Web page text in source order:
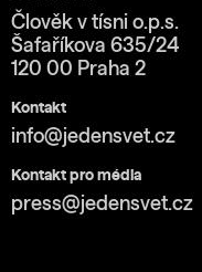
Člověk v tísni o.p.s.
Šafaříkova 635/24
120 00 Praha 2
Kontakt
info@jedensvet.cz
Kontakt pro média
press@jedensvet.cz